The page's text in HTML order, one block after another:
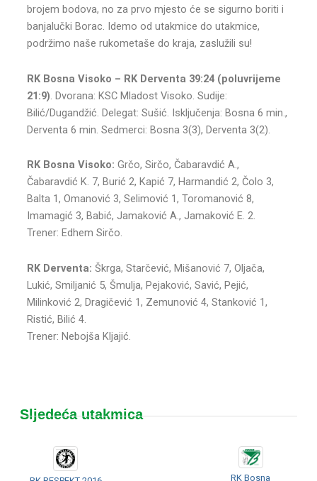
brojem bodova, no za prvo mjesto će se sigurno boriti i
banjalučki Borac. Idemo od utakmice do utakmice,
podržimo naše rukometaše do kraja, zaslužili su!
RK Bosna Visoko – RK Derventa 39:24 (poluvrijeme
21:9). Dvorana: KSC Mladost Visoko. Sudije:
Bilić/Dugandžić. Delegat: Sušić. Isključenja: Bosna 6 min.,
Derventa 6 min. Sedmerci: Bosna 3(3), Derventa 3(2).
RK Bosna Visoko: Grčo, Sirčo, Čabaravdić A.,
Čabaravdić K. 7, Burić 2, Kapić 7, Harmandić 2, Čolo 3,
Balta 1, Omanović 3, Selimović 1, Toromanović 8,
Imamagić 3, Babić, Jamaković A., Jamaković E. 2.
Trener: Edhem Sirčo.
RK Derventa: Škrga, Starčević, Mišanović 7, Oljača,
Lukić, Smiljanić 5, Šmulja, Pejaković, Savić, Pejić,
Milinković 2, Dragičević 1, Zemunović 4, Stanković 1,
Ristić, Bilić 4.
Trener: Nebojša Kljajić.
Sljedeća utakmica
RK Bosna